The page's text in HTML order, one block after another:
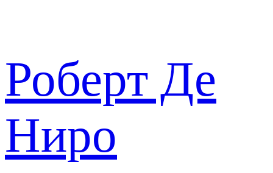
Роберт Де
Ниро